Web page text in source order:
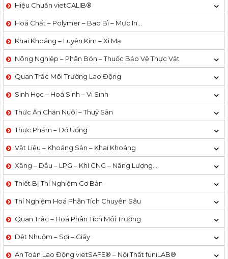
Hiệu Chuẩn vietCALIB®
Hoá Chất – Polymer – Bao Bì – Mực In…
Khai Khoáng – Luyện Kim – Xi Mạ
Nông Nghiệp – Phân Bón – Thuốc Bảo Vệ Thực Vật
Quan Trắc Môi Trường Lao Động
Sinh Học – Hoá Sinh – Vi Sinh
Thức Ăn Chăn Nuôi – Thuỷ Sản
Thực Phẩm – Đồ Uống
Vật Liệu – Khoáng Sản – Khai Khoáng
Xăng – Dầu – LPG – Khí CNG – Năng Lượng…
Thiết Bị Thí Nghiệm Cơ Bản
Thí Nghiệm Hoá Phân Tích Chuyên Sâu
Quan Trắc – Hoá Phân Tích Môi Trường
Dệt Nhuộm – Sợi – Giấy
An Toàn Lao Động vietSAFE® – Nội Thất funiLAB®